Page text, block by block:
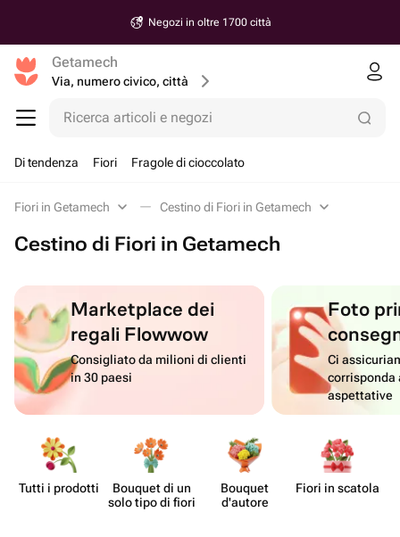
Negozi in oltre 1700 città
Getamech
Via, numero civico, città
Ricerca articoli e negozi
Di tendenza Fiori Fragole di cioccolato
Fiori in Getamech Cestino di Fiori in Getamech
Cestino di Fiori in Getamech
Marketplace dei
regali Flowwow
Consigliato da milioni di clienti
in 30 paesi
Foto
Ci
corrisponda
aspettative
Tutti i prodotti
Bouquet di un
solo tipo di fiori
Bouquet
d'autore
Fiori in scatola